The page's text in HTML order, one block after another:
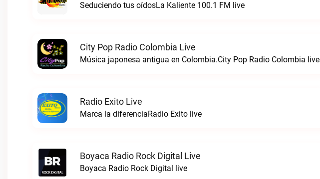
Seduciendo tus oídosLa Kaliente 100.1 FM live
City Pop Radio Colombia Live
Música japonesa antigua en Colombia.City Pop Radio Colombia live
Radio Exito Live
Marca la diferenciaRadio Exito live
Boyaca Radio Rock Digital Live
Boyaca Radio Rock Digital live